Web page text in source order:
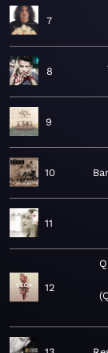
7
8
9
10
11
12